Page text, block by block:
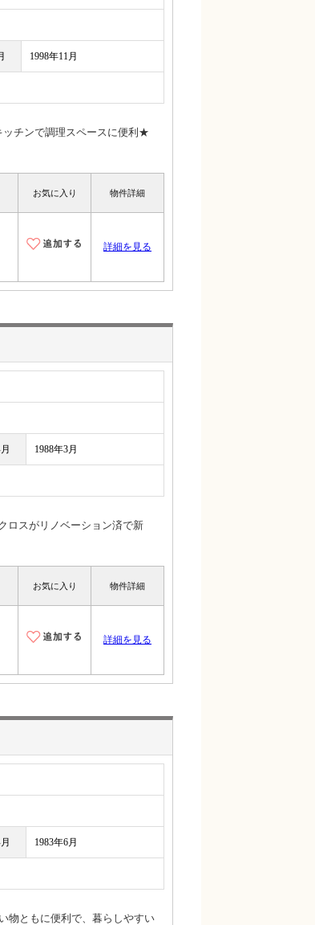
1998年11月
チンで調理スペースに便利★
お気に入り 物件詳細
詳細を見る
1988年3月
ロスがリノベーション済で新
お気に入り 物件詳細
詳細を見る
1983年6月
物ともに便利で、暮らしやすい